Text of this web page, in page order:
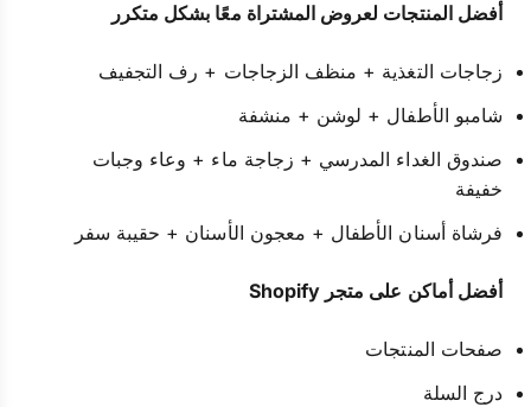
أفضل المنتجات لعروض المشتراة معًا بشكل متكرر
زجاجات التغذية + منظف الزجاجات + رف التجفيف
شامبو الأطفال + لوشن + منشفة
صندوق الغداء المدرسي + زجاجة ماء + وعاء وجبات
خفيفة
فرشاة أسنان الأطفال + معجون الأسنان + حقيبة سفر
أفضل أماكن على متجر Shopify
صفحات المنتجات
درج السلة